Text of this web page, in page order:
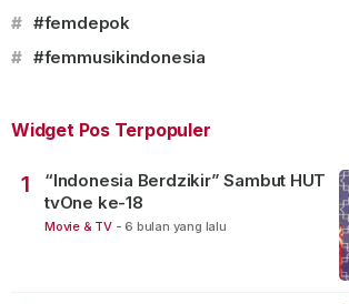
# #femdepok
# #femmusikindonesia
Widget Pos Terpopuler
1
“Indonesia Berdzikir” Sambut HUT
tvOne ke-18
Movie & TV - 6 bulan yang lalu